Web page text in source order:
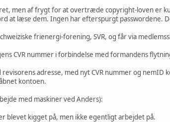
men af frygt for at overtræde copyright-loven er
at læse dem. Ingen har efterspurgt passwordene.
frienergi-forening, SVR, og får via
CVR nummer i forbindelse med formandens
adresse, med nyt CVR nummer og nemID
kontoen.
med maskiner ved Anders):
blevet kigget på, men ikke egentligt arbejdet på.